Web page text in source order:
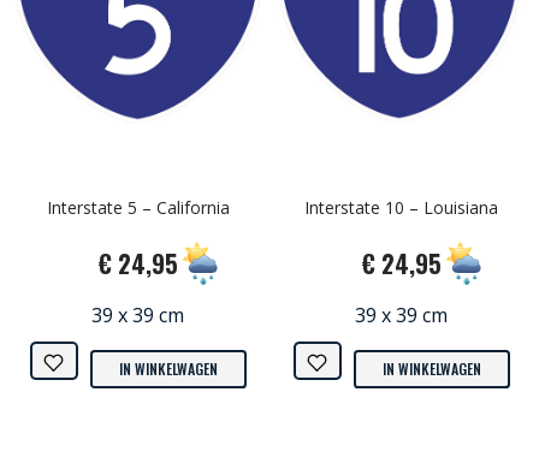
Interstate 5 – California
€ 24,95
39 x 39 cm
IN WINKELWAGEN
Interstate 10 – Louisiana
€ 24,95
39 x 39 cm
IN WINKELWAGEN